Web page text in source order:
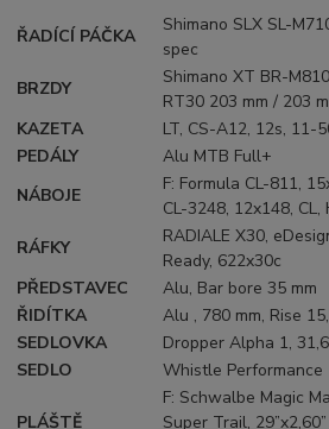
ŘADÍCÍ PÁČKA
Shimano SLX SL-
spec
BRZDY
Shimano XT BR-
RT30 203 mm / 203
KAZETA
LT, CS-A12, 12s, 11-
PEDÁLY
Alu MTB Full+
NÁBOJE
F: Formula CL-811,
CL-3248, 12x148, CL,
RÁFKY
RADIALE X30,
Ready, 622x30c
PŘEDSTAVEC
Alu, Bar bore 35 mm
ŘIDÍTKA
Alu , 780 mm, Rise
SEDLOVKA
Dropper Alpha 1,
SEDLO
Whistle Performance
PLÁŠTĚ
F: Schwalbe Magic
Super Trail,